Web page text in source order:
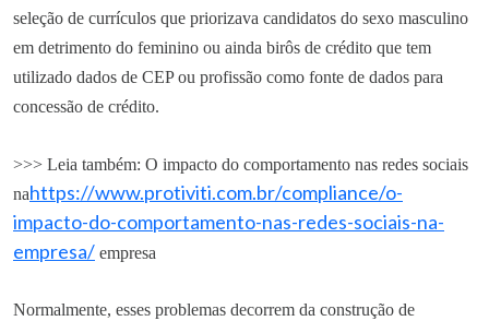
seleção de currículos que priorizava candidatos do sexo masculino
em detrimento do feminino ou ainda birôs de crédito que tem
utilizado dados de CEP ou profissão como fonte de dados para
concessão de crédito.
>>> Leia também: O impacto do comportamento nas redes sociais
nahttps://www.protiviti.com.br/compliance/o-
impacto-do-comportamento-nas-redes-sociais-na-
empresa/ empresa
Normalmente, esses problemas decorrem da construção de